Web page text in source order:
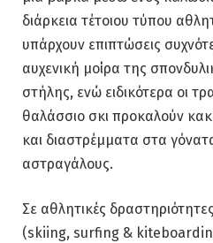
διάρκεια τέτοιου τύπου
υπάρχουν επιπτώσεις
αυχενική μοίρα της
στήλης, ενώ ειδικότερα οι
θαλάσσιο σκι προκαλούν
και διαστρέμματα στα
αστραγάλους.
Σε αθλητικές
(skiing, surfing &